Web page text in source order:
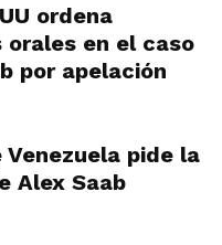
ordena
orales en el caso
por apelación
Venezuela pide la
Alex Saab